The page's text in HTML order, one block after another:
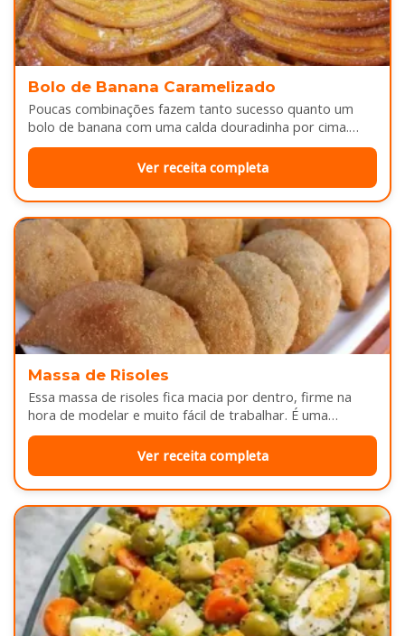
Bolo de Banana Caramelizado
Poucas combinações fazem tanto sucesso quanto um
bolo de banana com uma calda douradinha por cima.
Enquanto assa, aquele cheirinho…
Ver receita completa
Massa de Risoles
Essa massa de risoles fica macia por dentro, firme na
hora de modelar e muito fácil de trabalhar. É uma…
Ver receita completa